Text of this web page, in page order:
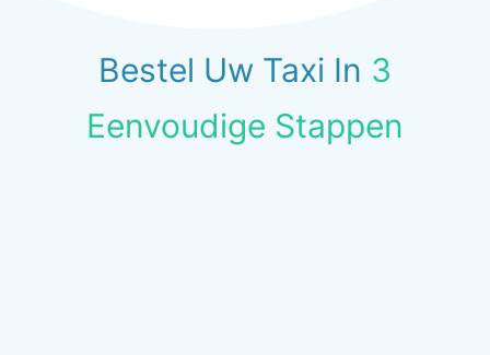
Bestel Uw Taxi In 3
Eenvoudige Stappen